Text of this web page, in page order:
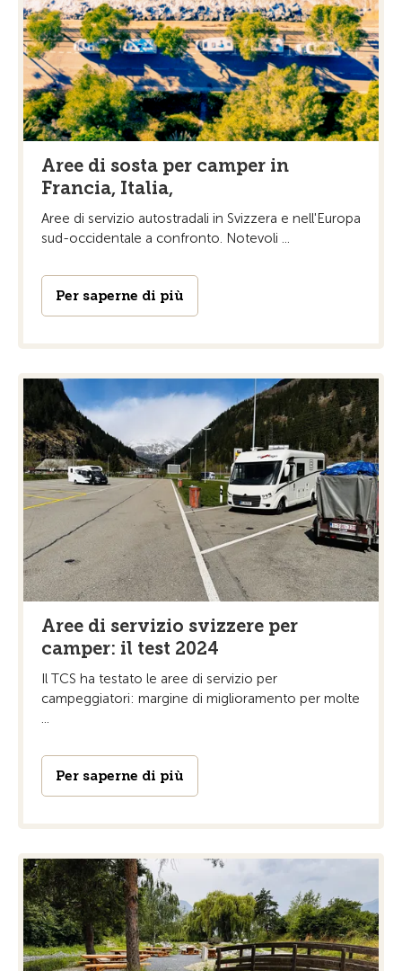
Aree di sosta per camper in
Francia, Italia,
Aree di servizio autostradali in Svizzera e nell'Europa
sud-occidentale a confronto. Notevoli ...
Per saperne di più
Aree di servizio svizzere per
camper: il test 2024
Il TCS ha testato le aree di servizio per
campeggiatori: margine di miglioramento per molte
...
Per saperne di più